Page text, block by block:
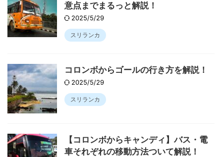
意点までまるっと解説！
2025/5/29
スリランカ
コロンボからゴールの行き方を解説！
2025/5/29
スリランカ
【コロンボからキャンディ】バス・電
車それぞれの移動方法ついて解説！